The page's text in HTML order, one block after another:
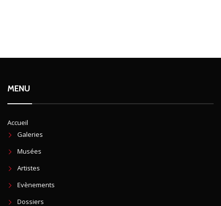
MENU
Accueil
Galeries
Musées
Artistes
Evènements
Dossiers